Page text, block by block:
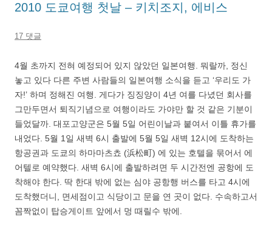
2010 도쿄여행 첫날 – 키치조지, 에비스
17 댓글
4월 초까지 전혀 예정되어 있지 않았던 일본여행. 뭐랄까, 정신
놓고 있다 다른 주변 사람들의 일본여행 소식을 듣고 ‘우리도 가
자!’ 하며 정해진 여행. 게다가 징징양이 4년 여를 다녔던 회사를
그만두면서 퇴직기념으로 여행이라도 가야만 할 것 같은 기분이
들었달까. 대포고양군은 5월 5일 어린이날과 붙여서 이틀 휴가를
내었다. 5월 1일 새벽 6시 출발에 5월 5일 새벽 12시에 도착하는
항공권과 도쿄의 하마마츠쵸 (浜松町) 에 있는 호텔을 묶어서 에
어텔로 예약했다. 새벽 6시에 출발하려면 두 시간전엔 공항에 도
착해야 한다. 딱 한대 밖에 없는 심야 공항행 버스를 타고 4시에
도착했더니, 면세점이고 식당이고 문을 연 곳이 없다. 수속하고서
꼼짝없이 탑승게이트 앞에서 멍 때릴수 밖에.